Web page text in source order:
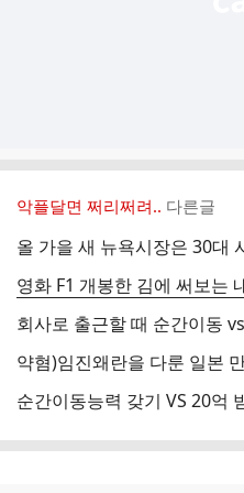
악플달면 쩌리쩌려.. 다른글
올 가을 새 뉴욕시장은 30대
약혐)임진왜란을 다룬 일본
순간이동능력 갖기 VS 20억